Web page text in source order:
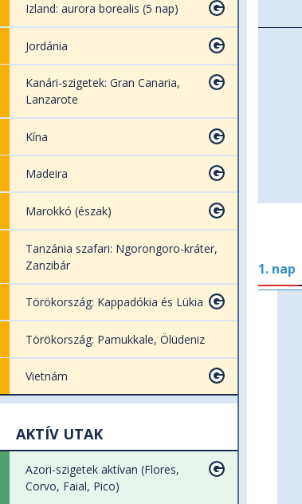
Izland: aurora borealis (5 nap)
Jordánia
Kanári-szigetek: Gran Canaria,
Lanzarote
Kína
Madeira
Marokkó (észak)
Tanzánia szafari: Ngorongoro-kráter,
Zanzibár
Törökország: Kappadókia és Lükia
Törökország: Pamukkale, Ölüdeniz
Vietnám
AKTÍV UTAK
Azori-szigetek aktívan (Flores,
Corvo, Faial, Pico)
1. nap